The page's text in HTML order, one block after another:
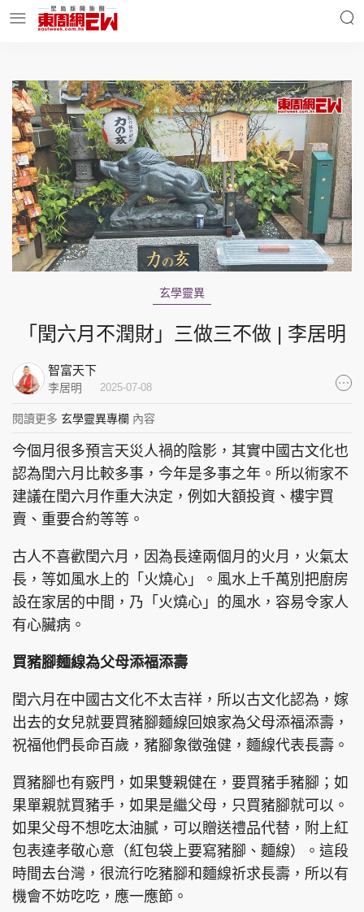
明星名人 時事財經
東周Ladies 優享生活
東周食玩通 會員活動
集團旗下品牌
東周刊 cazbuyer 東Touch
PCM 電腦廣場 星島頭條 星島日報
親子王 Oh!爸媽 JobMarket
頭條搵工 EDUPLUS
關於我們
聯絡我們
使用條款
版權及免責聲明
玄學靈異
「閏六月不潤財」三做三不做 | 李居明
智富天下
李居明 2025-07-08
閱讀更多 玄學靈異專欄 內容
今個月很多預言天災人禍的陰影，其實中國古文化也
認為閏六月比較多事，今年是多事之年。所以術家不
建議在閏六月作重大決定，例如大額投資、樓宇買
賣、重要合約等等。
古人不喜歡閏六月，因為長達兩個月的火月，火氣太
長，等如風水上的「火燒心」。風水上千萬別把廚房
設在家居的中間，乃「火燒心」的風水，容易令家人
有心臟病。
買豬腳麵線為父母添福添壽
閏六月在中國古文化不太吉祥，所以古文化認為，嫁
出去的女兒就要買豬腳麵線回娘家為父母添福添壽，
祝福他們長命百歲，豬腳象徵強健，麵線代表長壽。
買豬腳也有竅門，如果雙親健在，要買豬手豬腳；如
果單親就買豬手，如果是繼父母，只買豬腳就可以。
如果父母不想吃太油膩，可以贈送禮品代替，附上紅
包表達孝敬心意（紅包袋上要寫豬腳、麵線）。這段
時間去台灣，很流行吃豬腳和麵線祈求長壽，所以有
機會不妨吃吃，應一應節。